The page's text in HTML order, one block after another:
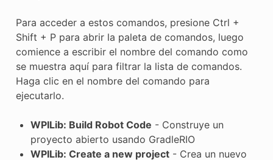
Para acceder a estos comandos, presione Ctrl +
Shift + P para abrir la paleta de comandos, luego
comience a escribir el nombre del comando como
se muestra aquí para filtrar la lista de comandos.
Haga clic en el nombre del comando para
ejecutarlo.
WPILib: Build Robot Code - Construye un
proyecto abierto usando GradleRIO
WPILib: Create a new project- Crea un nuevo